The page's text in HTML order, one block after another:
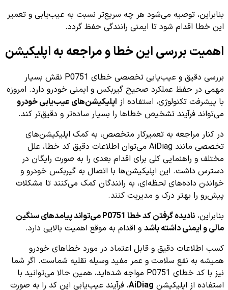
بنابراین، توصیه می‌شود هر چه سریع‌تر نسبت به عیب‌یابی و تعمیر
این خطا اقدام شود تا ایمنی رانندگی حفظ گردد.
اهمیت بررسی این خطا و مراجعه به اپلیکیشن
بررسی دقیق و عیب‌یابی تخصصی خطای P0751 نقش بسیار
مهمی در حفظ عملکرد صحیح گیربکس و ایمنی خودرو دارد. امروزه
با پیشرفت تکنولوژی، استفاده از اپلیکیشن‌های عیب‌یابی خودرو
می‌تواند فرآیند تشخیص خطاها را بسیار ساده‌تر و دقیق‌تر کند.
در کنار مراجعه به تعمیرکار متخصص، به کمک اپلیکیشن‌های
تخصصی مانند AiDiag می‌توان اطلاعات دقیق کد خطا، علل
مختلف و راهنمایی کلی برای اقدام بعدی را به صورت رایگان در
دسترس داشت. این اپلیکیشن‌ها با اتصال به گیربکس خودرو و
خواندن داده‌های لحظه‌ای، به رانندگان کمک می‌کنند تا مشکلات
پیش‌رو را بهتر درک و مدیریت کنند.
بنابراین،
نادیده گرفتن کد خطا P0751 می‌تواند پیامدهای سنگین
مالی و ایمنی داشته باشد و اقدام به موقع اهمیت بالایی دارد.
کسب اطلاعات دقیق و قابل اعتماد در مورد خطاهای خودرو
همیشه به نفع سلامت و عمر مفید وسیله نقلیه شماست. اگر شما
نیز با کد خطای P0751 مواجه شده‌اید، همین حالا می‌توانید با
استفاده از اپلیکیشن AiDiag، فرآیند عیب‌یابی این کد را به صورت